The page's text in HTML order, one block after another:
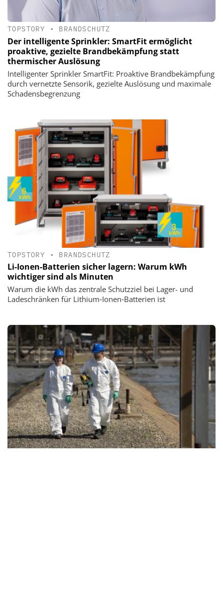
TOPSTORY • BRANDSCHUTZ
Der intelligente Sprinkler: SmartFit ermöglicht
proaktive, gezielte Brandbekämpfung statt
thermischer Auslösung
Intelligenter Sprinkler SmartFit: Proaktive Brandbekämpfung
durch vernetzte Sensorik, gezielte Auslösung und maximale
Schadensbegrenzung
TOPSTORY • BRANDSCHUTZ
Li-Ionen-Batterien sicher lagern: Warum kWh
wichtiger sind als Minuten
Warum die kWh das zentrale Schutzziel bei Lager- und
Ladeschränken für Lithium‑Ionen‑Batterien ist